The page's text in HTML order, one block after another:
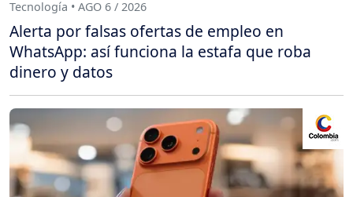
Tecnología • AGO 6 / 2026
Alerta por falsas ofertas de empleo en
WhatsApp: así funciona la estafa que roba
dinero y datos